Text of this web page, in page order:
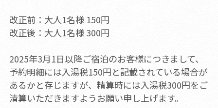
改正前：大人1名様 150円
改正後：大人1名様 300円
2025年3月1日以降ご宿泊のお客様につきまして、
予約明細には入湯税150円と記載されている場合が
あるかと存じますが、精算時には入湯税300円をご
清算いただきますようお願い申し上げます。